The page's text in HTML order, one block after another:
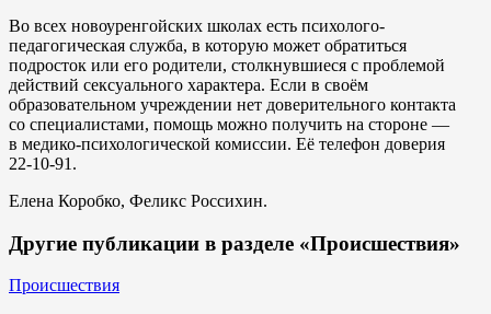
Во всех новоуренгойских школах есть психолого-
педагогическая служба, в которую может обратиться
подросток или его родители, столкнувшиеся с проблемой
действий сексуального характера. Если в своём
образовательном учреждении нет доверительного контакта
со специалистами, помощь можно получить на стороне —
в медико-психологической комиссии. Её телефон доверия
22-10-91.
Елена Коробко, Феликс Россихин.
Другие публикации в разделе «Происшествия»
Происшествия